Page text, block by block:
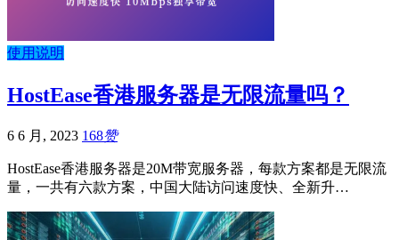
使用说明
HostEase香港服务器是无限流量吗？
6 6 月, 2023 168赞
HostEase香港服务器是20M带宽服务器，每款方案都是无限流
量，一共有六款方案，中国大陆访问速度快、全新升…